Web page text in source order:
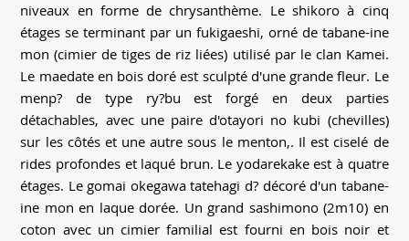
niveaux en forme de chrysanthème. Le shikoro à cinq
étages se terminant par un fukigaeshi, orné de tabane-ine
mon (cimier de tiges de riz liées) utilisé par le clan Kamei.
Le maedate en bois doré est sculpté d'une grande fleur. Le
menp? de type ry?bu est forgé en deux parties
détachables, avec une paire d'otayori no kubi (chevilles)
sur les côtés et une autre sous le menton,. Il est ciselé de
rides profondes et laqué brun. Le yodarekake est à quatre
étages. Le gomai okegawa tatehagi d? décoré d'un tabane-
ine mon en laque dorée. Un grand sashimono (2m10) en
coton avec un cimier familial est fourni en bois noir et